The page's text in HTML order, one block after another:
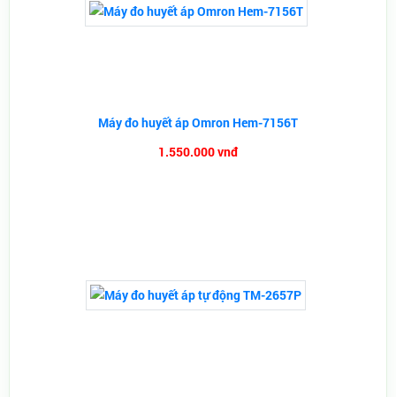
Máy đo huyết áp Omron Hem-7156T
1.550.000 vnđ